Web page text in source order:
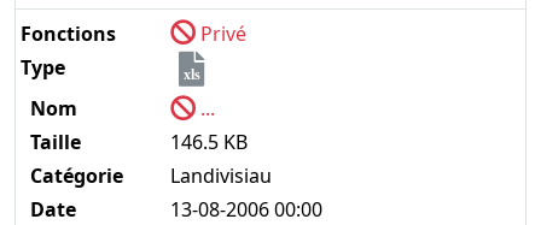
Fonctions
Privé
Type
xls
Nom
...
Taille
146.5 KB
Catégorie
Landivisiau
Date
13-08-2006 00:00